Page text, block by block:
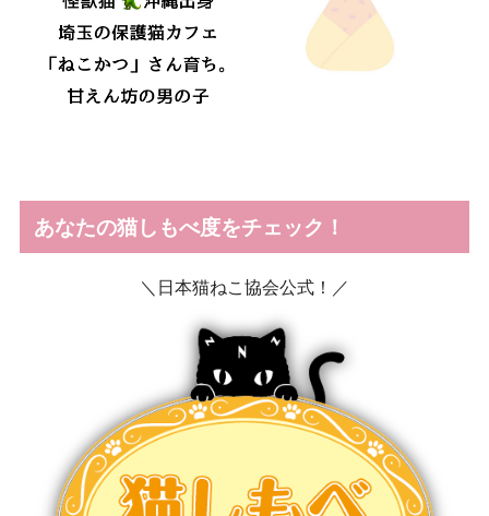
あなたの猫しもべ度をチェック！
＼日本猫ねこ協会公式！／